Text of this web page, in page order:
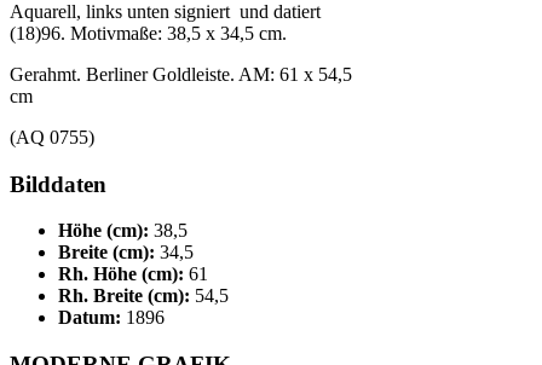
Aquarell, links unten signiert und datiert
(18)96. Motivmaße: 38,5 x 34,5 cm.
Gerahmt. Berliner Goldleiste. AM: 61 x 54,5
cm
(AQ 0755)
Bilddaten
Höhe (cm): 38,5
Breite (cm): 34,5
Rh. Höhe (cm): 61
Rh. Breite (cm): 54,5
Datum: 1896